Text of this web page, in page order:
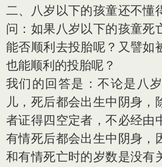
二、八岁以下的孩童还不懂
问：如果八岁以下的孩童死
能否顺利去投胎呢？又譬如
也能顺利的投胎呢？
我们的回答是：不论是八
儿，死后都会出生中阴身，
者证得四空定者，不必经由
有情死后都会出生中阴身，
和有情死亡时的岁数是没有